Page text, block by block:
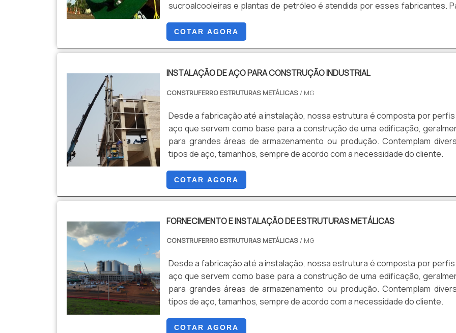
sucroalcooleiras e plantas de petróleo é atendida por esses fabricantes.
fabris e equipamentos de última geração, além de colaboradores
treinados e qualificados. SOLUÇÕES DAS FABRICANTES DE EQUI.
COTAR AGORA
INSTALAÇÃO DE AÇO PARA CONSTRUÇÃO INDUSTRIAL
CONSTRUFERRO ESTRUTURAS METÁLICAS/ MG
Desde a fabricação até a instalação, nossa estrutura é composta por
aço que servem como base para a construção de uma edificação,
para grandes áreas de armazenamento ou produção. Contemplam
tipos de aço, tamanhos, sempre de acordo com a necessidade do cliente.
COTAR AGORA
FORNECIMENTO E INSTALAÇÃO DE ESTRUTURAS METÁLICAS
CONSTRUFERRO ESTRUTURAS METÁLICAS/ MG
Desde a fabricação até a instalação, nossa estrutura é composta por
aço que servem como base para a construção de uma edificação,
para grandes áreas de armazenamento ou produção. Contemplam
tipos de aço, tamanhos, sempre de acordo com a necessidade do cliente.
COTAR AGORA